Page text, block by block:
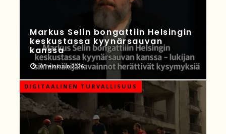
Markus Selin bongattiin Helsingin
keskustassa kyynärsauvan
kanssa
05 elokuun 2026
DIGITAALINEN TURVALLISUUS